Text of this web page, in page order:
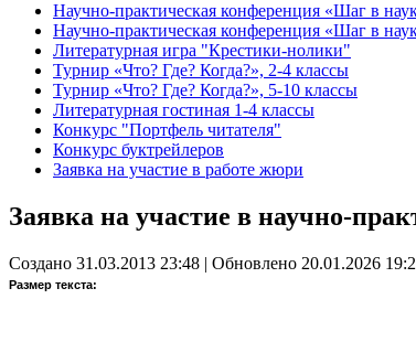
Научно-практическая конференция «Шаг в
Научно-практическая конференция «Шаг в
Литературная игра "Крестики-нолики"
Турнир «Что? Где? Когда?», 2-4 классы
Турнир «Что? Где? Когда?», 5-10 классы
Литературная гостиная 1-4 классы
Конкурс "Портфель читателя"
Конкурс буктрейлеров
Заявка на участие в работе жюри
Заявка на участие в научно-
Создано 31.03.2013 23:48 | Обновлено 20.01.2026
Размер текста: